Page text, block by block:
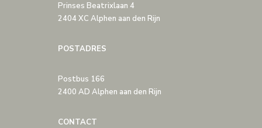
Prinses Beatrixlaan 4
2404 XC Alphen aan den Rijn
POSTADRES
Postbus 166
2400 AD Alphen aan den Rijn
CONTACT